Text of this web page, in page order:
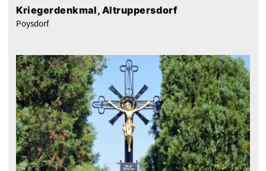
Kriegerdenkmal, Altruppersdorf
Poysdorf